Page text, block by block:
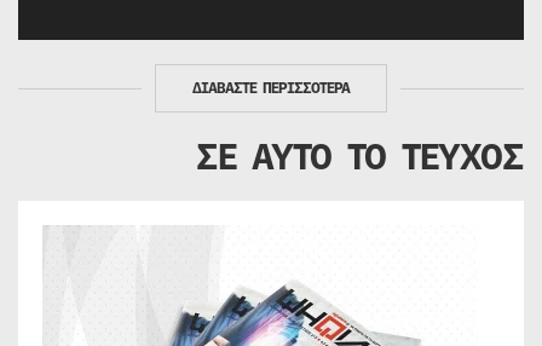
ΔΙΑΒΑΣΤΕ ΠΕΡΙΣΣΟΤΕΡΑ
ΣΕ ΑΥΤΟ ΤΟ ΤΕΥΧΟΣ